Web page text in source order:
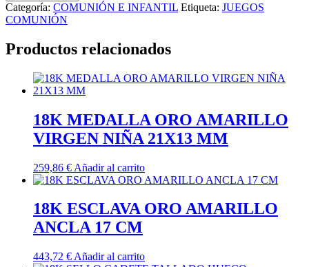
Categoría: COMUNIÓN E INFANTIL Etiqueta: JUEGOS
COMUNIÓN
Productos relacionados
18K MEDALLA ORO AMARILLO
VIRGEN NIÑA 21X13 MM
259,86 € Añadir al carrito
18K ESCLAVA ORO AMARILLO
ANCLA 17 CM
443,72 € Añadir al carrito